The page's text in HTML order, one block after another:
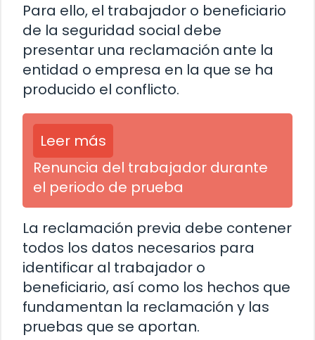
Para ello, el trabajador o beneficiario
de la seguridad social debe
presentar una reclamación ante la
entidad o empresa en la que se ha
producido el conflicto.
Leer más
Renuncia del trabajador durante
el periodo de prueba
La reclamación previa debe contener
todos los datos necesarios para
identificar al trabajador o
beneficiario, así como los hechos que
fundamentan la reclamación y las
pruebas que se aportan.